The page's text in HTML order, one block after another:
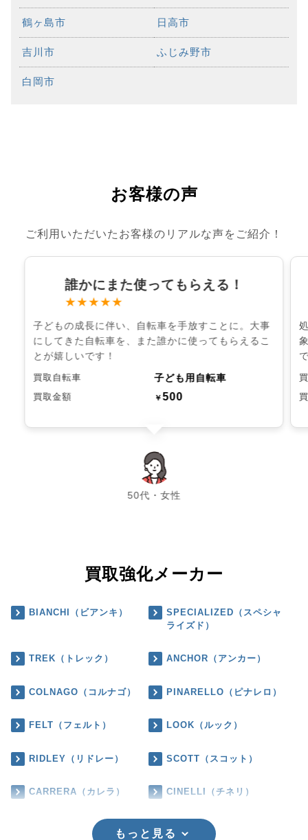
鶴ヶ島市 日高市
吉川市 ふじみ野市
白岡市
お客様の声
ご利用いただいたお客様のリアルな声をご紹介！
誰かにまた使ってもらえる！
★★★★★
子どもの成長に伴い、自転車を手放すことに。大事
にしてきた自転車を、また誰かに使ってもらえるこ
とが嬉しいです！
買取自転車 子ども用自転車
買取金額 ￥500
50代・女性
chevron_left chevron_right
買取強化メーカー
BIANCHI（ビアンキ）
SPECIALIZED（スペシャ
ライズド）
TREK（トレック） ANCHOR（アンカー）
COLNAGO（コルナゴ） PINARELLO（ピナレロ）
FELT（フェルト） LOOK（ルック）
RIDLEY（リドレー） SCOTT（スコット）
CARRERA（カレラ） CINELLI（チネリ）
もっと見る